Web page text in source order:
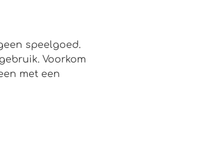
speelgoed.
Voorkom
met een